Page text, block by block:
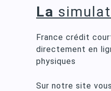
La
France crédit
directement en
physiques
Sur notre site